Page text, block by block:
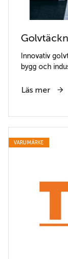
Innovativ
bygg och
Läs mer
VARUMÄRKE